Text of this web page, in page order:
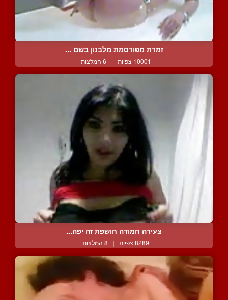
זמרת מפורסמת מלבנון בשם ...
10001 צפיות | 6 המלצות
צעירה חמודה חושפת זה יפה...
8289 צפיות | 8 המלצות